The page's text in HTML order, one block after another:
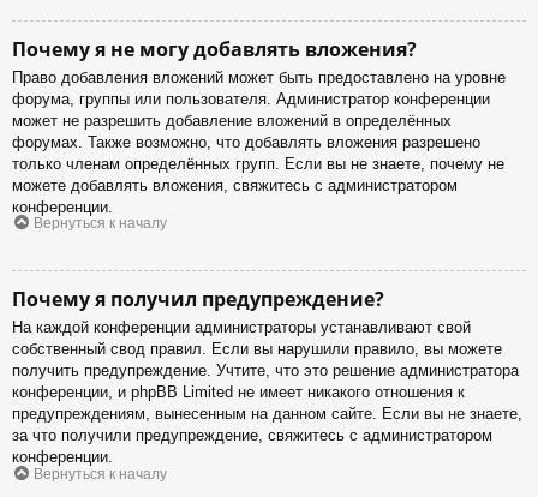
Почему я не могу добавлять вложения?
Право добавления вложений может быть предоставлено на уровне
форума, группы или пользователя. Администратор конференции
может не разрешить добавление вложений в определённых
форумах. Также возможно, что добавлять вложения разрешено
только членам определённых групп. Если вы не знаете, почему не
можете добавлять вложения, свяжитесь с администратором
конференции.
Вернуться к началу
Почему я получил предупреждение?
На каждой конференции администраторы устанавливают свой
собственный свод правил. Если вы нарушили правило, вы можете
получить предупреждение. Учтите, что это решение администратора
конференции, и phpBB Limited не имеет никакого отношения к
предупреждениям, вынесенным на данном сайте. Если вы не знаете,
за что получили предупреждение, свяжитесь с администратором
конференции.
Вернуться к началу